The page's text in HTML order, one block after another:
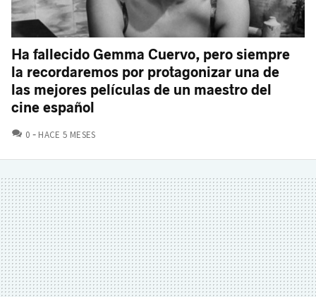
Ha fallecido Gemma Cuervo, pero siempre
la recordaremos por protagonizar una de
las mejores películas de un maestro del
cine español
0 COMENTARIOS
HACE 5 MESES